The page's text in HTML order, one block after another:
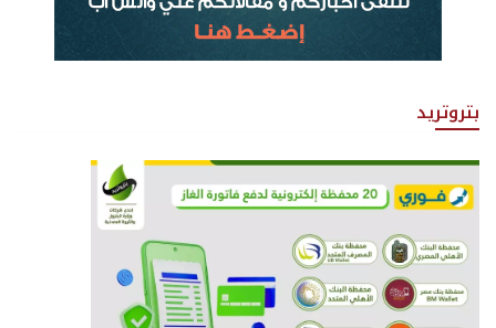
بتروتريد